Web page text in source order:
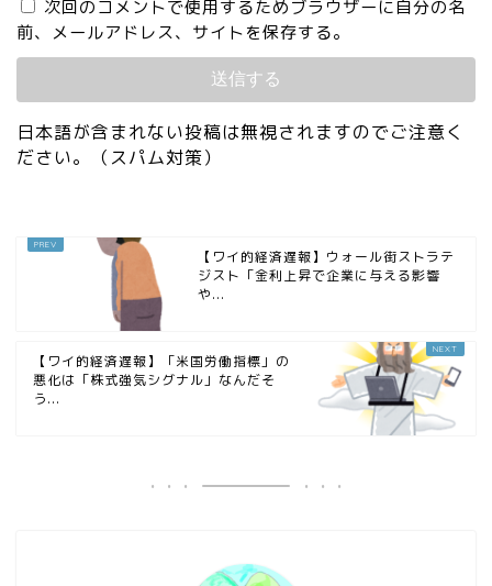
次回のコメントで使用するためブラウザーに自分の名
前、メールアドレス、サイトを保存する。
日本語が含まれない投稿は無視されますのでご注意く
ださい。（スパム対策）
【ワイ的経済遅報】ウォール街ストラテ
ジスト「金利上昇で企業に与える影響
や...
【ワイ的経済遅報】「米国労働指標」の
悪化は「株式強気シグナル」なんだそ
う...